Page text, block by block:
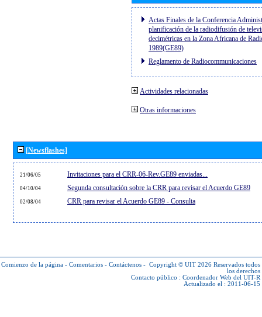
Actas Finales de la Conferencia
planificación de la radiodifusión de
decimétricas en la Zona Africana de
1989(GE89)
Reglamento de Radiocommunicaciones
Actividades relacionadas
Otras informaciones
[Newsflashes]
21/06/05 Invitaciones para el CRR-06-Rev.GE89 enviadas...
04/10/04 Segunda consultación sobre la CRR para revisar el Acuerdo GE89
02/08/04 CRR para revisar el Acuerdo GE89 - Consulta
Comienzo de la página - Comentarios - Contáctenos - Copyright © UIT 2026 Reservados todos
los derechos
Contacto público : Coordenador Web del UIT-R
Actualizado el : 2011-06-15